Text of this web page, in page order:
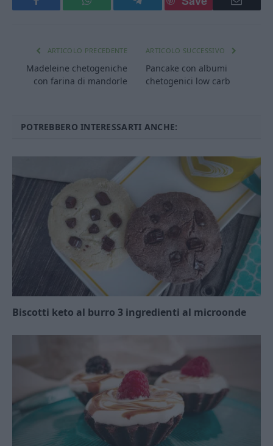
Facebook WhatsApp Telegram Email
ARTICOLO PRECEDENTE
Madeleine chetogeniche
con farina di mandorle
ARTICOLO SUCCESSIVO
Pancake con albumi
chetogenici low carb
POTREBBERO INTERESSARTI ANCHE:
Biscotti keto al burro 3 ingredienti al microonde